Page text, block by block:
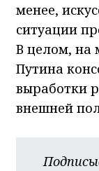
менее,
ситуации
В целом, на
Путина
выработки
внешней